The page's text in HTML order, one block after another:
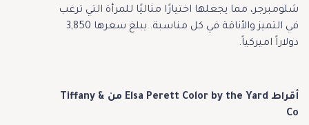
شلومبرجر، مما يجعلها اختيارًا مثاليًا للمرأة التي ترغب
في التميز والأناقة في كل مناسبة. يبلغ سعرها 3,850
دولاراً اميركياً.
أقراط Elsa Perett Color by the Yard من Tiffany &
Co